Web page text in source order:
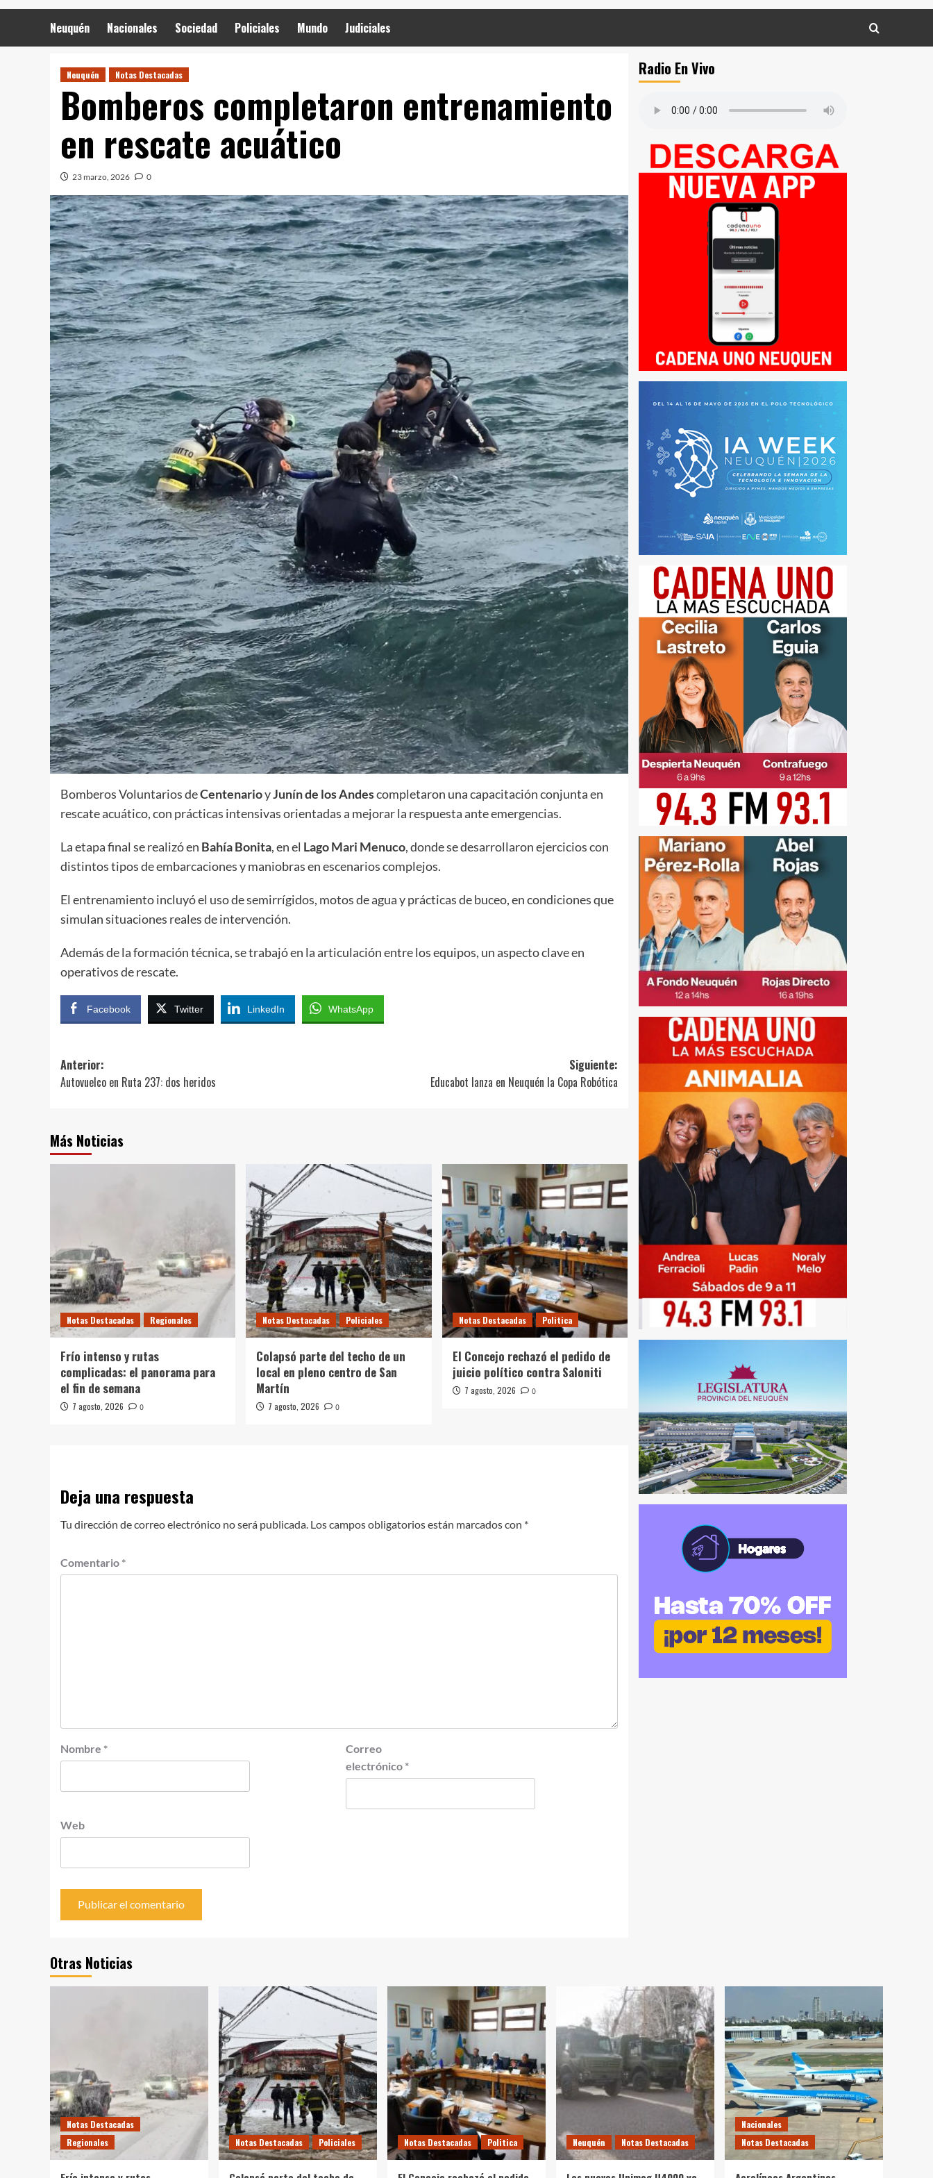
Neuquén Nacionales Sociedad Policiales Mundo Judiciales
Neuquén Notas Destacadas
Bomberos completaron entrenamiento
en rescate acuático
23 marzo, 2026 0
Bomberos Voluntarios deCentenarioyJunín de los Andescompletaron una capacitación conjunta en
rescate acuático, con prácticas intensivas orientadas a mejorar la respuesta ante emergencias.
La etapa final se realizó en Bahía Bonita, en el Lago Mari Menuco, donde se desarrollaron ejercicios con
distintos tipos de embarcaciones y maniobras en escenarios complejos.
El entrenamiento incluyó el uso de semirrígidos, motos de agua y prácticas de buceo, en condiciones que
simulan situaciones reales de intervención.
Además de la formación técnica, se trabajó en la articulación entre los equipos, un aspecto clave en
operativos de rescate.
Facebook Twitter LinkedIn WhatsApp
Navegación
de
Anterior:
Autovuelco en Ruta 237: dos heridos
Siguiente:
Educabot lanza en Neuquén la Copa Robótica
Más Noticias
Notas Destacadas Regionales
Frío intenso y rutas
complicadas: el panorama para
el fin de semana
7 agosto, 2026 0
Notas Destacadas Policiales
Colapsó parte del techo de un
local en pleno centro de San
Martín
7 agosto, 2026 0
Notas Destacadas Politica
El Concejo rechazó el pedido de
juicio político contra Saloniti
7 agosto, 2026 0
Deja una respuesta
Tu dirección de correo electrónico no será publicada. Los campos obligatorios están marcados con *
Comentario *
Nombre *
Correo
electrónico *
Web
Radio En Vivo
Otras Noticias
Notas Destacadas
Regionales
Notas Destacadas Policiales Notas Destacadas Politica Neuquén Notas Destacadas
Nacionales
Notas Destacadas